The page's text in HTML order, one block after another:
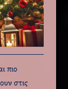
πιο
στις